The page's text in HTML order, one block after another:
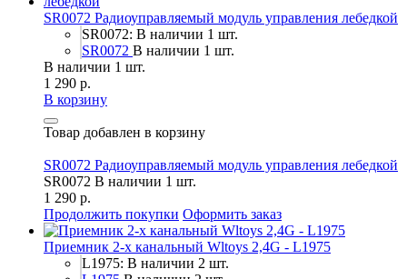
SR0072 Радиоуправляемый модуль управления лебедкой
SR0072: В наличии 1 шт.
SR0072 В наличии 1 шт.
В наличии 1 шт.
1 290 р.
В корзину
Товар добавлен в корзину
SR0072 Радиоуправляемый модуль управления лебедкой
SR0072 В наличии 1 шт.
1 290 р.
Продолжить покупки Оформить заказ
Приемник 2-х канальный Wltoys 2,4G - L1975
L1975: В наличии 2 шт.